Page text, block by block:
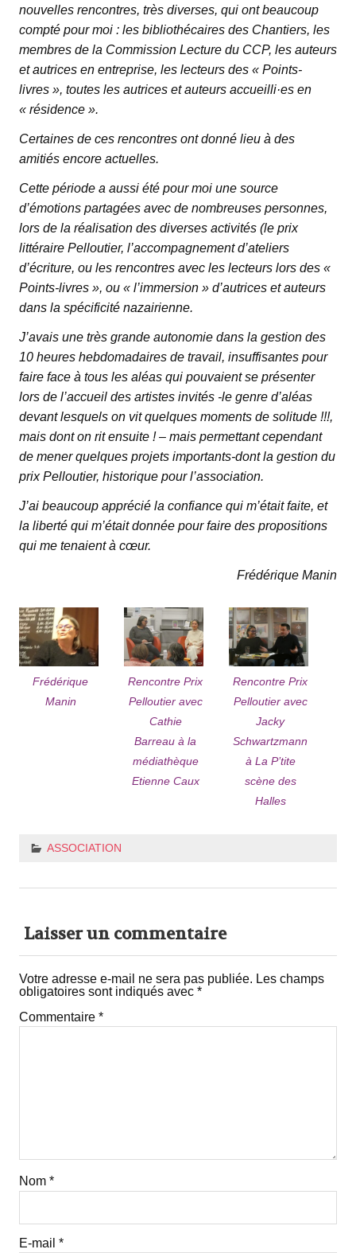
nouvelles rencontres, très diverses, qui ont beaucoup
compté pour moi : les bibliothécaires des Chantiers, les
membres de la Commission Lecture du CCP, les auteurs
et autrices en entreprise, les lecteurs des « Points-
livres », toutes les autrices et auteurs accueilli·es en
« résidence ».
Certaines de ces rencontres ont donné lieu à des
amitiés encore actuelles.
Cette période a aussi été pour moi une source
d’émotions partagées avec de nombreuses personnes,
lors de la réalisation des diverses activités (le prix
littéraire Pelloutier, l’accompagnement d’ateliers
d’écriture, ou les rencontres avec les lecteurs lors des «
Points-livres », ou « l’immersion » d’autrices et auteurs
dans la spécificité nazairienne.
J’avais une très grande autonomie dans la gestion des
10 heures hebdomadaires de travail, insuffisantes pour
faire face à tous les aléas qui pouvaient se présenter
lors de l’accueil des artistes invités -le genre d’aléas
devant lesquels on vit quelques moments de solitude !!!,
mais dont on rit ensuite ! – mais permettant cependant
de mener quelques projets importants-dont la gestion du
prix Pelloutier, historique pour l’association.
J’ai beaucoup apprécié la confiance qui m’était faite, et
la liberté qui m’était donnée pour faire des propositions
qui me tenaient à cœur.
Frédérique Manin
Frédérique
Manin
Rencontre Prix
Pelloutier avec
Cathie
Barreau à la
médiathèque
Etienne Caux
Rencontre Prix
Pelloutier avec
Jacky
Schwartzmann
à La P’tite
scène des
Halles
ASSOCIATION
Laisser un commentaire
Votre adresse e-mail ne sera pas publiée. Les champs
obligatoires sont indiqués avec *
Commentaire *
Nom *
E-mail *